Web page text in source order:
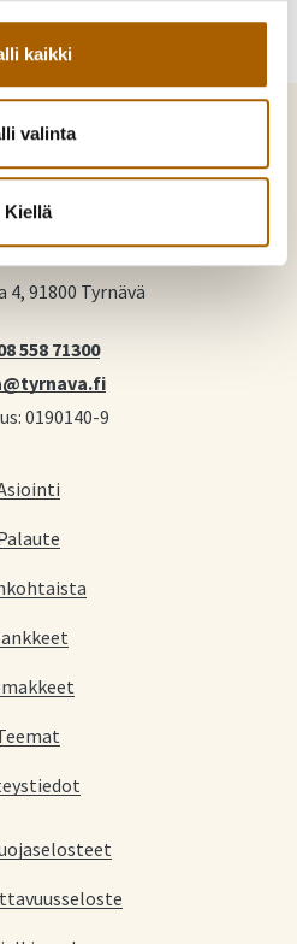
kaikki
valinta
Kiellä
arjen kotikunta
4, 91800 Tyrnävä
558 71300
0190140-9